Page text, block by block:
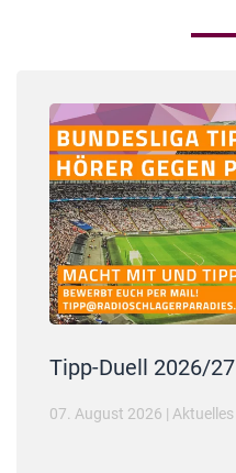
Tipp-Duell 2026/27
07. August 2026 | Aktuelles